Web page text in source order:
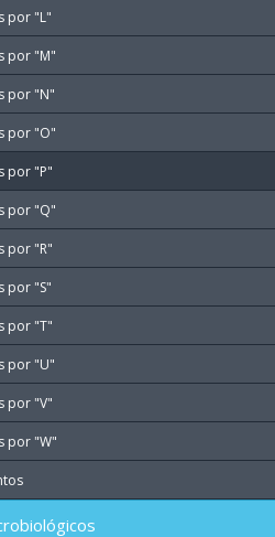
por "L"
por "M"
por "N"
por "O"
por "P"
por "Q"
por "R"
por "S"
por "T"
por "U"
por "V"
por "W"